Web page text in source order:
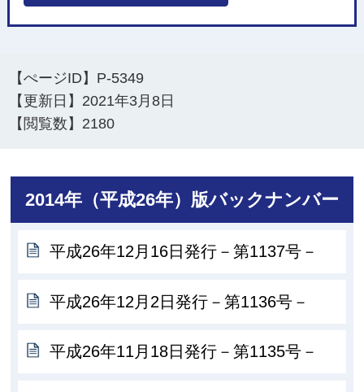
【ぺージID】 P-5349
【更新日】 2021年3月8日
【閲覧数】 2180
2014年（平成26年）版バックナンバー
平成26年12月16日発行－第1137号－
平成26年12月2日発行－第1136号－
平成26年11月18日発行－第1135号－